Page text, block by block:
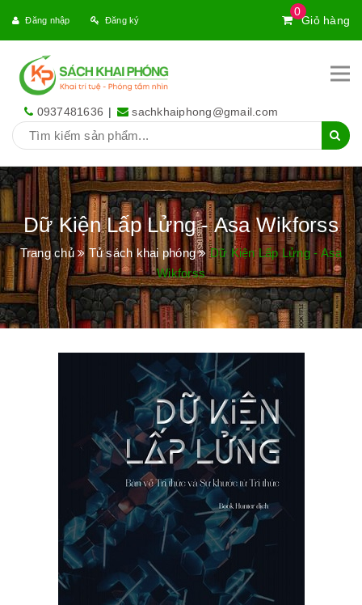
0
Giỏ hàng
Đăng nhập Đăng ký
0937481636 | sachkhaiphong@gmail.com
Dữ Kiện Lấp Lửng - Asa Wikforss
Trang chủ Tủ sách khai phóng
Dữ Kiện Lấp Lửng - Asa
Wikforss